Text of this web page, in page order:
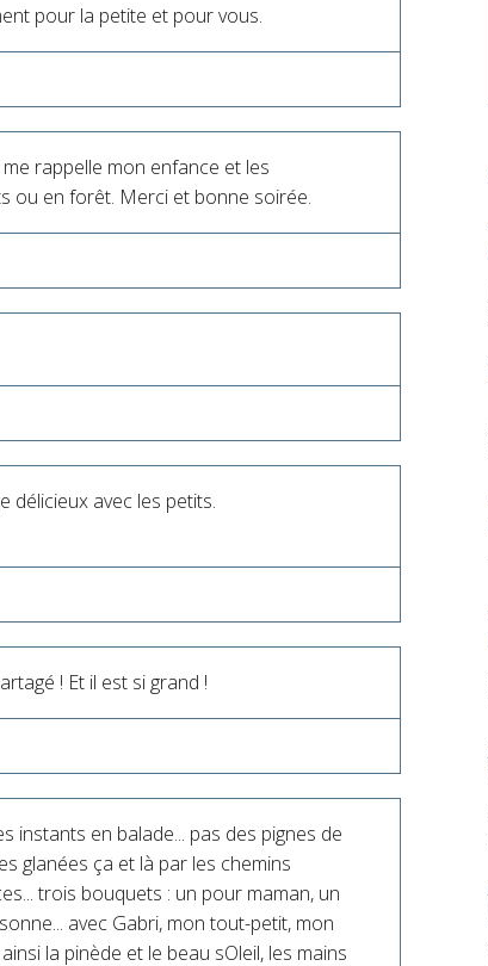
pour la petite et pour vous.
rappelle mon enfance et les
ou en forêt. Merci et bonne soirée.
délicieux avec les petits.
! Et il est si grand !
instants en balade... pas des pignes de
glanées ça et là par les chemins
trois bouquets : un pour maman, un
avec Gabri, mon tout-petit, mon
la pinède et le beau sOleil, les mains